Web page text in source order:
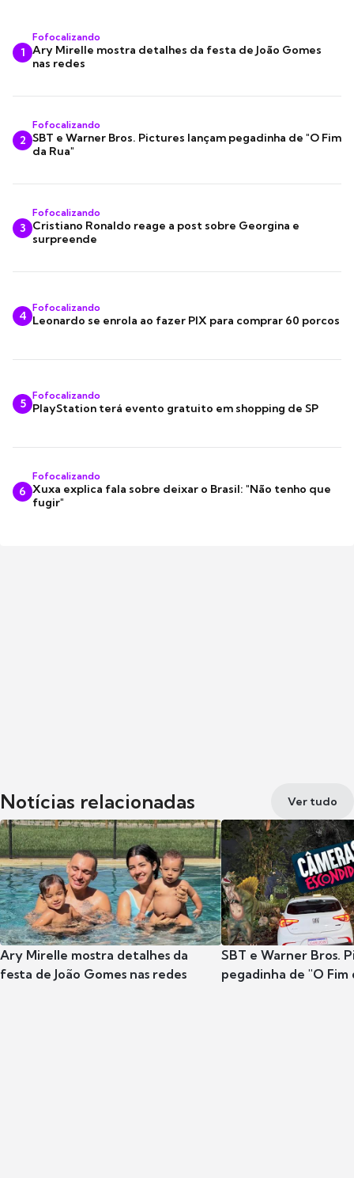
1
Fofocalizando
Ary Mirelle mostra detalhes da festa de João Gomes
nas redes
2
Fofocalizando
SBT e Warner Bros. Pictures lançam pegadinha de "O Fim
da Rua"
3
Fofocalizando
Cristiano Ronaldo reage a post sobre Georgina e
surpreende
4
Fofocalizando
Leonardo se enrola ao fazer PIX para comprar 60 porcos
5
Fofocalizando
PlayStation terá evento gratuito em shopping de SP
6
Fofocalizando
Xuxa explica fala sobre deixar o Brasil: "Não tenho que
fugir"
Notícias relacionadas Ver tudo
Ary Mirelle mostra detalhes da
festa de João Gomes nas redes
SBT e Warner Bros.
pegadinha de "O Fim